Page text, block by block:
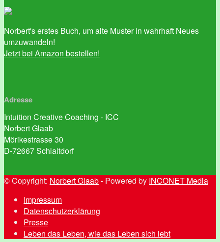
Norbert's erstes Buch, um alte Muster in wahrhaft Neues
umzuwandeln!
Jetzt bei Amazon bestellen!
Adresse
Intuition Creative Coaching - ICC
Norbert Glaab
Mörikestrasse 30
D-72667 Schlaitdorf
© Copyright: Norbert Glaab- Powered by INCONET Media
Impressum
Datenschutzerklärung
Presse
Leben das Leben, wie das Leben sich lebt